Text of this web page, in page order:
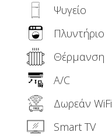
Ψυγείο
Πλυντήριο
Θέρμανση
A/C
Δωρεάν WiFi
Smart TV